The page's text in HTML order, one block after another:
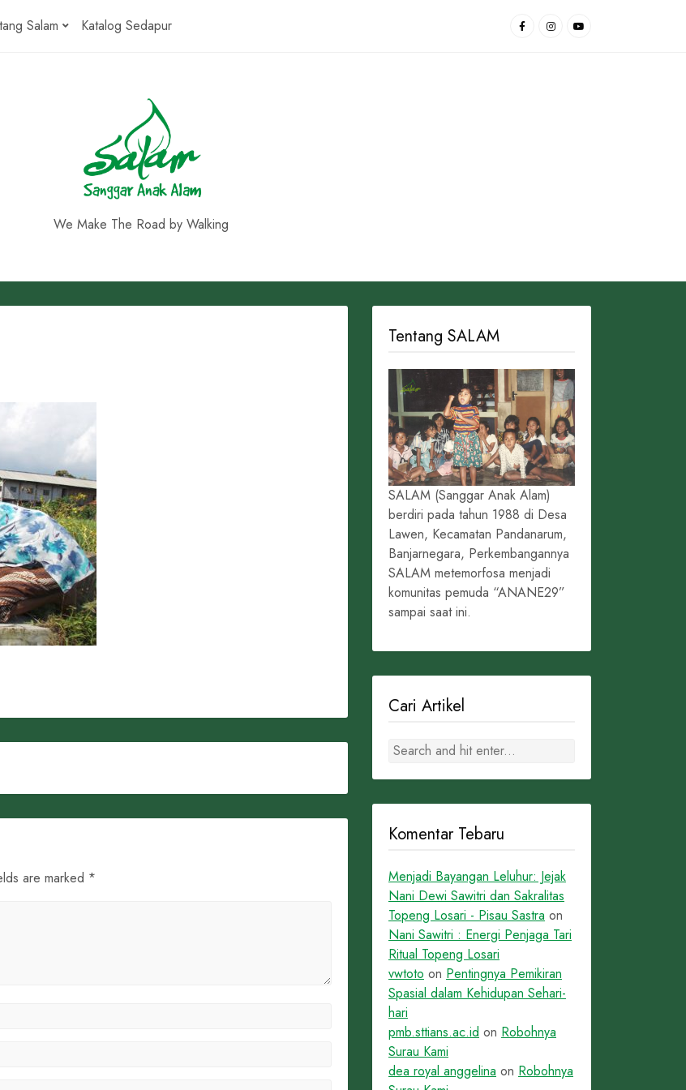
Salam Katalog Sedapur
We Make The Road by Walking
are marked *
Tentang SALAM
SALAM (Sanggar Anak Alam)
berdiri pada tahun 1988 di Desa
Lawen, Kecamatan Pandanarum,
Banjarnegara, Perkembangannya
SALAM metemorfosa menjadi
komunitas pemuda “ANANE29”
sampai saat ini.
Cari Artikel
Komentar Tebaru
Menjadi Bayangan Leluhur: Jejak
Nani Dewi Sawitri dan Sakralitas
Topeng Losari - Pisau Sastra on
Nani Sawitri : Energi Penjaga Tari
Ritual Topeng Losari
vwtoto on Pentingnya Pemikiran
Spasial dalam Kehidupan Sehari-
hari
pmb.sttians.ac.id on Robohnya
Surau Kami
dea royal anggelina on Robohnya